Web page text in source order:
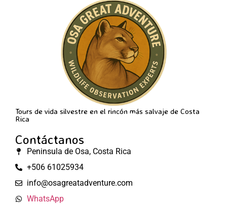
Tours de vida silvestre en el rincón más salvaje de Costa
Rica
Contáctanos
Peninsula de Osa, Costa Rica
+506 61025934
info@osagreatadventure.com
WhatsApp